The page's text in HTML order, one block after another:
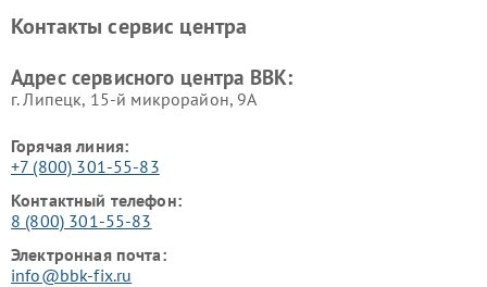
Ремонт винных шкафов BBK
Контакты сервис центра
Адрес сервисного центра BBK:
г. Липецк, 15-й микрорайон, 9А
Горячая линия:
+7 (800) 301-55-83
Контактный телефон:
8 (800) 301-55-83
Электронная почта:
info@bbk-fix.ru